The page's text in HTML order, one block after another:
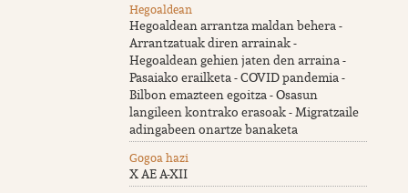
Hegoaldean
Hegoaldean arrantza maldan behera -
Arrantzatuak diren arrainak -
Hegoaldean gehien jaten den arraina -
Pasaiako erailketa - COVID pandemia -
Bilbon emazteen egoitza - Osasun
langileen kontrako erasoak - Migratzaile
adingabeen onartze banaketa
Gogoa hazi
X AE A-XII